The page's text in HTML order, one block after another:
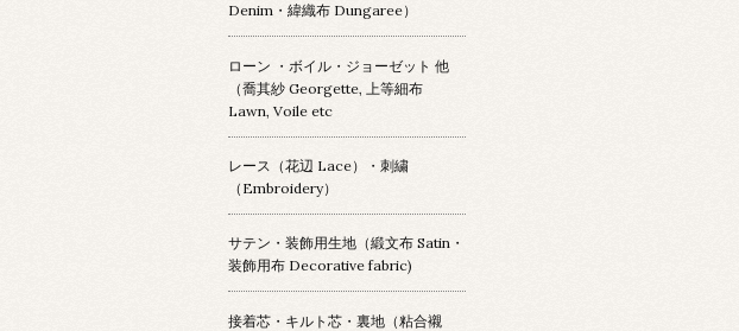
Denim・緯織布 Dungaree）
ローン ・ボイル・ジョーゼット 他
（喬其紗 Georgette, 上等細布
Lawn, Voile etc
レース（花辺 Lace）・刺繍
（Embroidery）
サテン・装飾用生地（緞文布 Satin・
装飾用布 Decorative fabric)
接着芯・キルト芯・裏地（粘合襯